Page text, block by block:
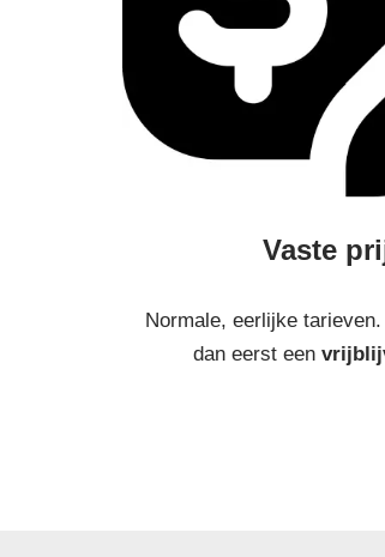
Vaste
Normale, eerlijke
dan eerst een